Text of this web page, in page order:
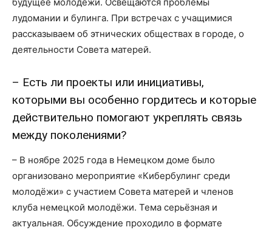
лудомании и булинга. При встречах с учащимися
рассказываем об этнических обществах в городе, о
деятельности Совета матерей.
– Есть ли проекты или инициативы,
которыми вы особенно гордитесь и которые
действительно помогают укреплять связь
между поколениями?
– В ноябре 2025 года в Немецком доме было
организовано мероприятие «Кибербулинг среди
молодёжи» с участием Совета матерей и членов
клуба немецкой молодёжи. Тема серьёзная и
актуальная. Обсуждение проходило в формате